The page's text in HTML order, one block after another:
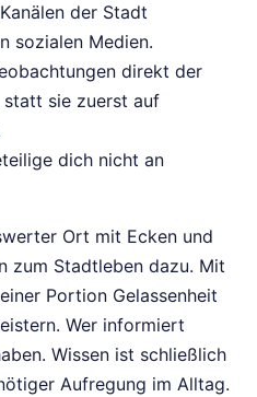
der Stadt
sozialen Medien.
direkt der
statt sie zuerst auf
dich nicht an
Ort mit Ecken und
zum Stadtleben dazu. Mit
Portion Gelassenheit
Wer informiert
Wissen ist schließlich
Aufregung im Alltag.